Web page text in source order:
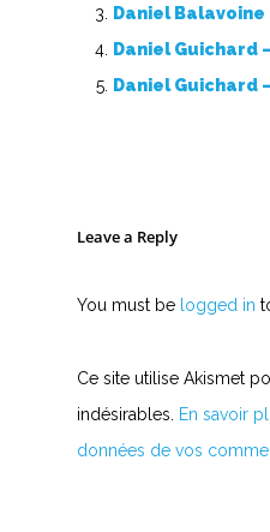
Daniel
Daniel Guichard
Daniel Guichard
Leave a Reply
You must be logged in
Ce site utilise Akismet
indésirables.
En savoir
données de vos